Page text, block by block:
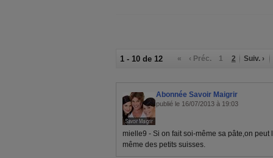
1 - 10 de 12 « ‹ Préc. 1 2 Suiv. ›
Abonnée Savoir Maigrir
publié le 16/07/2013 à 19:03
mielle9 - Si on fait soi-même sa pâte,on
même des petits suisses.